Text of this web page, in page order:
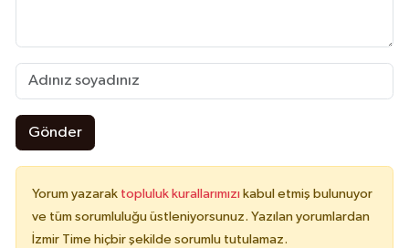
Gönder
Yorum yazarak topluluk kurallarımızı kabul etmiş bulunuyor
ve tüm sorumluluğu üstleniyorsunuz. Yazılan yorumlardan
İzmir Time hiçbir şekilde sorumlu tutulamaz.